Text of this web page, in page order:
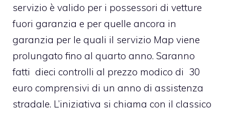
servizio è valido per i possessori di vetture
fuori garanzia e per quelle ancora in
garanzia per le quali il servizio Map viene
prolungato fino al quarto anno. Saranno
fatti dieci controlli al prezzo modico di 30
euro comprensivi di un anno di assistenza
stradale. L’iniziativa si chiama con il classico